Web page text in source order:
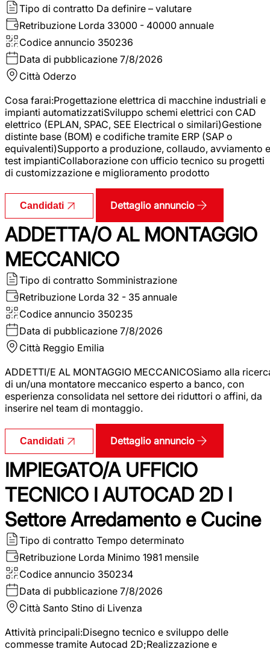
Tipo di contratto Da definire – valutare
Retribuzione Lorda 33000 - 40000 annuale
Codice annuncio 350236
Data di pubblicazione 7/8/2026
Città Oderzo
Cosa farai:Progettazione elettrica di macchine industriali e
impianti automatizzatiSviluppo schemi elettrici con CAD
elettrico (EPLAN, SPAC, SEE Electrical o similari)Gestione
distinte base (BOM) e codifiche tramite ERP (SAP o
equivalenti)Supporto a produzione, collaudo, avviamento e
test impiantiCollaborazione con ufficio tecnico su progetti
di customizzazione e miglioramento prodotto
Candidati Dettaglio annuncio
ADDETTA/O AL MONTAGGIO
MECCANICO
Tipo di contratto Somministrazione
Retribuzione Lorda 32 - 35 annuale
Codice annuncio 350235
Data di pubblicazione 7/8/2026
Città Reggio Emilia
ADDETTI/E AL MONTAGGIO MECCANICOSiamo alla
di un/una montatore meccanico esperto a banco, con
esperienza consolidata nel settore dei riduttori o affini, da
inserire nel team di montaggio.
Candidati Dettaglio annuncio
IMPIEGATO/A UFFICIO
TECNICO I AUTOCAD 2D I
Settore Arredamento e Cucine
Tipo di contratto Tempo determinato
Retribuzione Lorda Minimo 1981 mensile
Codice annuncio 350234
Data di pubblicazione 7/8/2026
Città Santo Stino di Livenza
Attività principali:Disegno tecnico e sviluppo delle
commesse tramite Autocad 2D;Realizzazione e